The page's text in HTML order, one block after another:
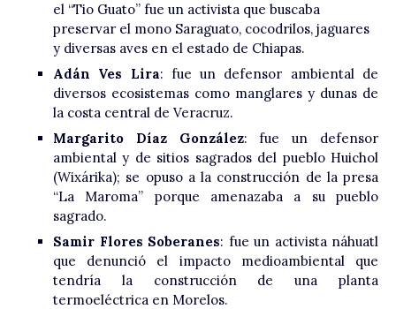
el “Tio Guato” fue un activista que buscaba
preservar el mono Saraguato, cocodrilos, jaguares
y diversas aves en el estado de Chiapas.
Adán Ves Lira: fue un defensor ambiental de
diversos ecosistemas como manglares y dunas de
la costa central de Veracruz.
Margarito Díaz González: fue un defensor
ambiental y de sitios sagrados del pueblo Huichol
(Wixárika); se opuso a la construcción de la presa
“La Maroma” porque amenazaba a su pueblo
sagrado.
Samir Flores Soberanes: fue un activista náhuatl
que denunció el impacto medioambiental que
tendría la construcción de una planta
termoeléctrica en Morelos.